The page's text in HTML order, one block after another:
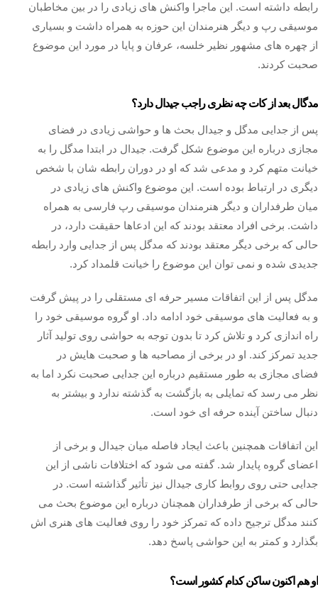
رابطه داشته است. این ماجرا واکنش‌ های زیادی را در بین مخاطبان
موسیقی رپ و دیگر هنرمندان این حوزه به همراه داشت و بسیاری
از چهره‌ های مشهور نظیر خلسه، عرفان و پایا در مورد این موضوع
صحبت کردند.
مدگال بعد از کات چه نظری راجب جیدال دارد؟
پس از جدایی مدگل و جیدال بحث‌ ها و حواشی زیادی در فضای
مجازی درباره این موضوع شکل گرفت. جیدال در ابتدا مدگل را به
خیانت متهم کرد و مدعی شد که او در دوران رابطه‌ شان با شخص
دیگری در ارتباط بوده است. این موضوع واکنش‌ های زیادی در
میان طرفداران و دیگر هنرمندان موسیقی رپ فارسی به همراه
داشت. برخی افراد معتقد بودند که این ادعاها حقیقت دارد، در
حالی که برخی دیگر معتقد بودند که مدگل پس از جدایی وارد رابطه
جدیدی شده و نمی‌ توان این موضوع را خیانت قلمداد کرد.
مدگل پس از این اتفاقات مسیر حرفه‌ ای مستقلی را در پیش گرفت
و به فعالیت‌ های موسیقی خود ادامه داد. او گروه موسیقی خود را
راه‌ اندازی کرد و تلاش کرد تا بدون توجه به حواشی روی تولید آثار
جدید تمرکز کند. او در برخی از مصاحبه‌ ها و صحبت‌ هایش در
فضای مجازی به طور مستقیم درباره این جدایی صحبت نکرد اما به
نظر می‌ رسد که تمایلی به بازگشت به گذشته ندارد و بیشتر به
دنبال ساختن آینده حرفه‌ ای خود است.
این اتفاقات همچنین باعث ایجاد فاصله میان جیدال و برخی از
اعضای گروه پایدار شد. گفته می‌ شود که اختلافات ناشی از این
جدایی حتی روی روابط کاری جیدال نیز تأثیر گذاشته است. در
حالی که برخی از طرفداران همچنان درباره این موضوع بحث می‌
کنند مدگل ترجیح داده که تمرکز خود را روی فعالیت‌ های هنری‌ اش
بگذارد و کمتر به این حواشی پاسخ دهد.
او هم اکنون ساکن کدام کشور است؟